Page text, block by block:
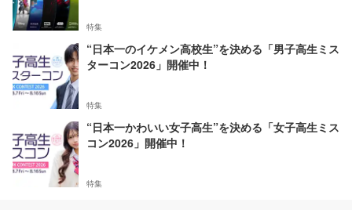
特集
“日本一のイケメン高校生”を決める「男子高生ミス
ターコン2026」開催中！
特集
“日本一かわいい女子高生”を決める「女子高生ミス
コン2026」開催中！
特集